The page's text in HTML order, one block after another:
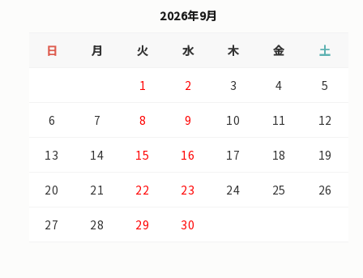
2026年9月
日 月 火 水 木 金 土
1 2 3 4 5
6 7 8 9 10 11 12
13 14 15 16 17 18 19
20 21 22 23 24 25 26
27 28 29 30